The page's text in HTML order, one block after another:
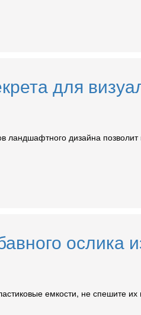
для
ландшафтного дизайна
емкости, не спешите